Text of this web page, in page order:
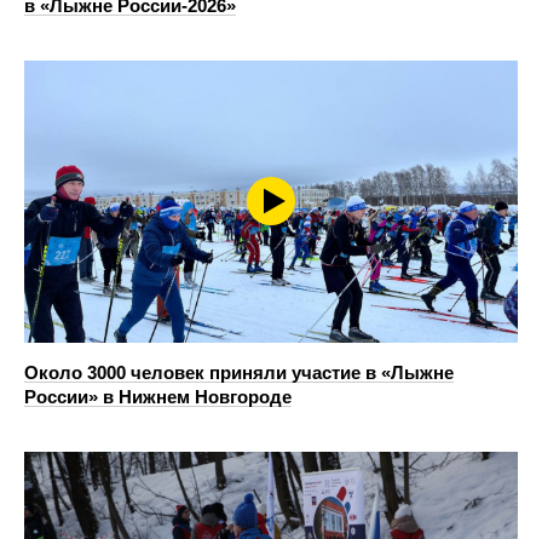
в «Лыжне России-2026»
Около 3000 человек приняли участие в «Лыжне
России» в Нижнем Новгороде